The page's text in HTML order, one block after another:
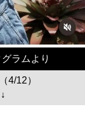
ラムより
4/12）